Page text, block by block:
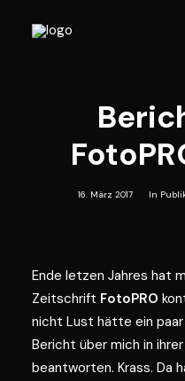
16. März 2017 In
Ende letzen Jahres hat
Zeitschrift FotoPRO
nicht Lust hätte ein paar
Bericht über mich in
beantworten. Krass. Da